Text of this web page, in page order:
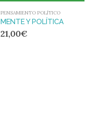
PENSAMIENTO POLÍTICO
MENTE Y POLÍTICA
21,00€